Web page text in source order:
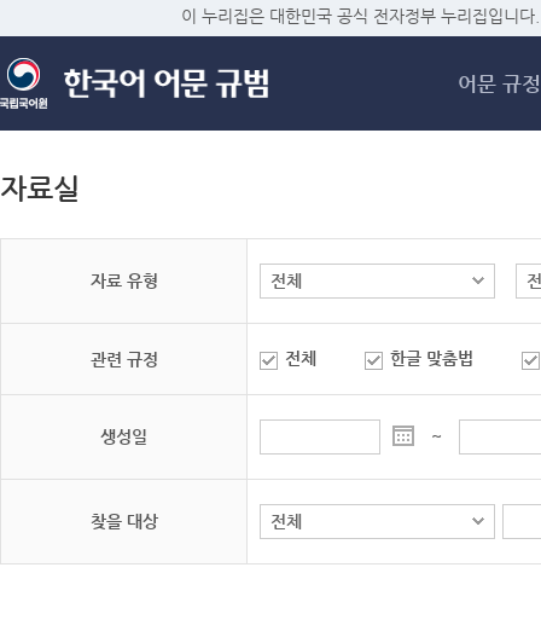
메
이 누리집은 대한민국 공식 전자정부 누리집입니다.
어문 규정
자료실
자료 유형
관련 규정 전체 한글 맞춤법
생성일 ~
찾을 대상